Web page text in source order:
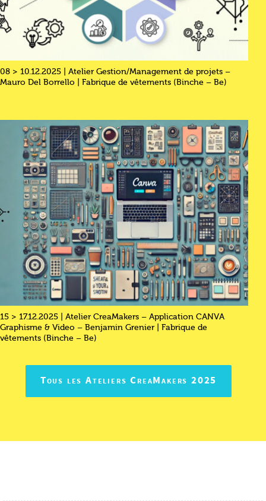
08 > 10.12.2025 | Atelier Gestion/Management de projets –
Mauro Del Borrello | Fabrique de vêtements (Binche – Be)
15 > 17.12.2025 | Atelier CreaMakers – Application CANVA
Graphisme & Video – Benjamin Grenier | Fabrique de
vêtements (Binche – Be)
Tous les Ateliers CreaMakers 2025